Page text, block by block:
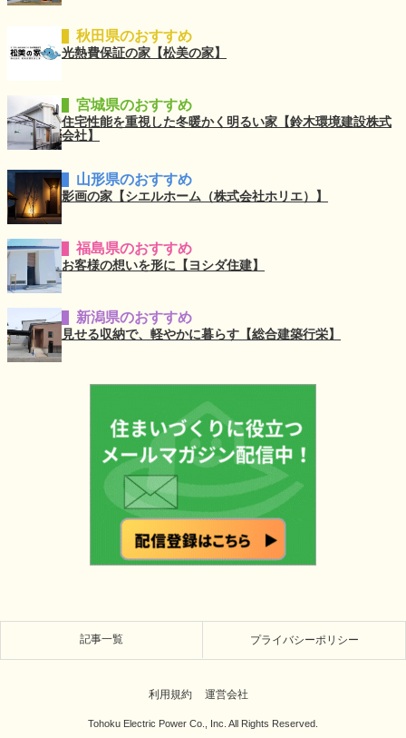
秋田県のおすすめ
光熱費保証の家【松美の家】
宮城県のおすすめ
住宅性能を重視した冬暖かく明るい家【鈴木環境建設株式
会社】
山形県のおすすめ
影画の家【シエルホーム（株式会社ホリエ）】
福島県のおすすめ
お客様の想いを形に【ヨシダ住建】
新潟県のおすすめ
見せる収納で、軽やかに暮らす【総合建築行栄】
記事一覧 プライバシーポリシー
利用規約 運営会社
Tohoku Electric Power Co., Inc. All Rights Reserved.